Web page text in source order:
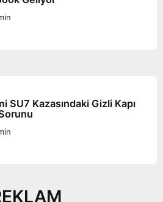
SU7 Kazasındaki Gizli Kapı